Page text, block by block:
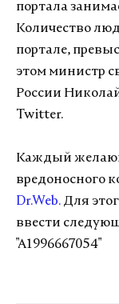
портала
Количество
портале,
этом министр
России
Twitter.
Каждый
вредоносного
Dr.Web. Для
ввести
"A1996667054"